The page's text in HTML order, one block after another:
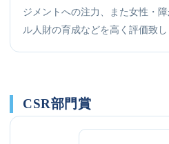
ジメントへの注力、また女性・
ル人財の育成などを高く評価致し
CSR部門賞